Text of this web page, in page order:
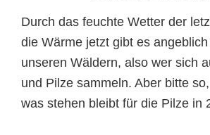
Durch das feuchte Wetter der
die Wärme jetzt gibt es
unseren Wäldern, also wer sich
und Pilze sammeln. Aber bitte
was stehen bleibt für die Pilze in